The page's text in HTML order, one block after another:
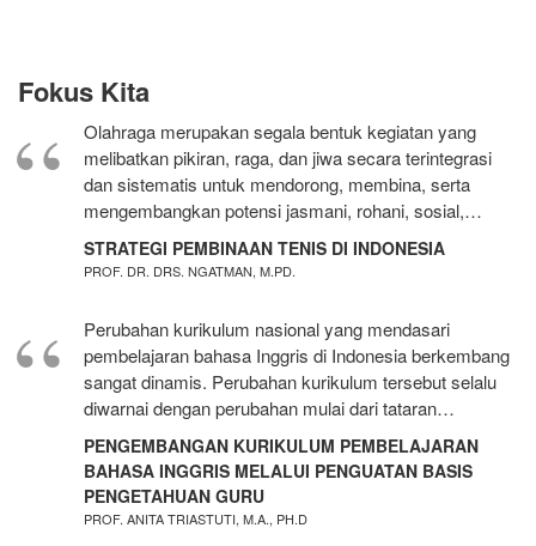
Fokus Kita
Olahraga merupakan segala bentuk kegiatan yang
melibatkan pikiran, raga, dan jiwa secara terintegrasi
dan sistematis untuk mendorong, membina, serta
mengembangkan potensi jasmani, rohani, sosial,…
STRATEGI PEMBINAAN TENIS DI INDONESIA
PROF. DR. DRS. NGATMAN, M.PD.
Perubahan kurikulum nasional yang mendasari
pembelajaran bahasa Inggris di Indonesia berkembang
sangat dinamis. Perubahan kurikulum tersebut selalu
diwarnai dengan perubahan mulai dari tataran…
PENGEMBANGAN KURIKULUM PEMBELAJARAN
BAHASA INGGRIS MELALUI PENGUATAN BASIS
PENGETAHUAN GURU
PROF. ANITA TRIASTUTI, M.A., PH.D